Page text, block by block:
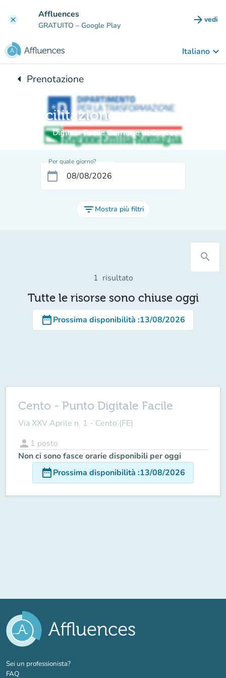
clear Affluences
GRATUITO – Google Play arrow_forward vedi
Italiano keyboard_arrow_down
arrow_leftTorna a:
Prenotazione
Facilitazione individuale
Digitale Facile Comune di Cento
Per quale giorno?
calendar_today
filter_list Mostra più filtri
search
1 risultato
Tutte le risorse sono chiuse oggi
date_rangeProssima disponibilità :13/08/2026
Cento - Punto Digitale Facile
Via XXV Aprile n. 1 - Cento (FE)
person 1 posto
Non ci sono fasce orarie disponibili per oggi
date_rangeProssima disponibilità :13/08/2026
Sei un professionista?(nuova scheda)
FAQ